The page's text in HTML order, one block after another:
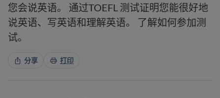
您会说英语。 通过TOEFL 测试证明您能很好地
说英语、写英语和理解英语。 了解如何参加测
试。
分享 打印